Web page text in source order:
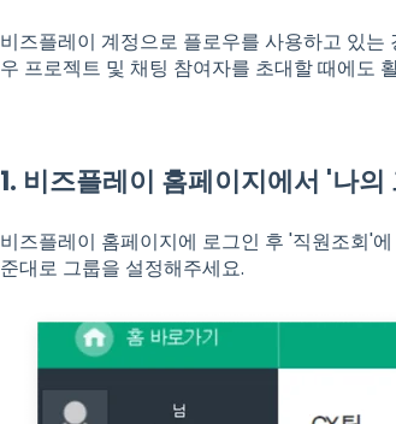
비즈플레이 계정으로 플로우를 사용하고 있
우 프로젝트 및 채팅 참여자를 초대할 때에도
1. 비즈플레이 홈페이지에서 '나의
비즈플레이 홈페이지에 로그인 후 '직원조회'
준대로 그룹을 설정해주세요.